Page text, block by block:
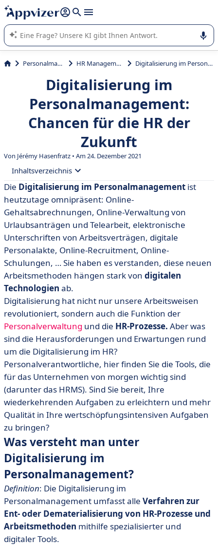
beantworten (mehrere Zeilen mit
Die KI von Appvizer führt Sie bei der Nutzung oder Auswahl
von SaaS-Software in Unternehmen.
Personalmanagement HR Management System Digitalisierung im Personalmanagement: Chancen für die HR der Zukunft
Digitalisierung im
Personalmanagement:
Chancen für die HR der
Zukunft
Von Jérémy Hasenfratz • Am 24. Dezember 2021
Inhaltsverzeichnis
• Was versteht man unter Digitalisierung im
Personalmanagement?
• Chancen der Digitalisierung im Personalmanagement
• Vorteile der Digitalisierung im HR
• Sich mit den besten digitalen Lösungen ausstatten
• Mehr Digitales, mehr Produktivität, mehr
Menschliches
Die Digitalisierung im Personalmanagement ist
heutzutage omnipräsent: Online-
Gehaltsabrechnungen, Online-Verwaltung von
Urlaubsanträgen und Telearbeit, elektronische
Unterschriften von Arbeitsverträgen, digitale
Personalakte, Online-Recruitment, Online-
Schulungen, … Sie haben es verstanden, diese neuen
Arbeitsmethoden hängen stark von digitalen
Technologien ab.
Digitalisierung hat nicht nur unsere Arbeitsweisen
revolutioniert, sondern auch die Funktion der
Personalverwaltung und die HR-Prozesse. Aber was
sind die Herausforderungen und Erwartungen rund
um die Digitalisierung im HR?
Personalverantwortliche, hier finden Sie die Tools, die
für das Unternehmen von morgen wichtig sind
(darunter das HRMS). Sind Sie bereit, Ihre
wiederkehrenden Aufgaben zu erleichtern und mehr
Qualität in Ihre wertschöpfungsintensiven Aufgaben
zu bringen?
Was versteht man unter
Digitalisierung im
Personalmanagement?
Definition: Die Digitalisierung im
Personalmanagement umfasst alle Verfahren zur
Ent- oder Dematerialisierung von HR-Prozesse und
Arbeitsmethoden mithilfe spezialisierter und
digitaler Tools.